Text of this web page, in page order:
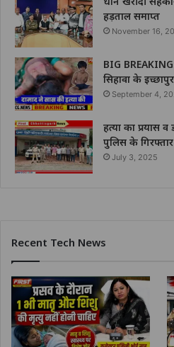
हड़ताल समाप्त
November 16,
BIG
सिहावा के
September 4,
हत्या का प्रयास
पुलिस के
July 3, 2025
Recent Tech News